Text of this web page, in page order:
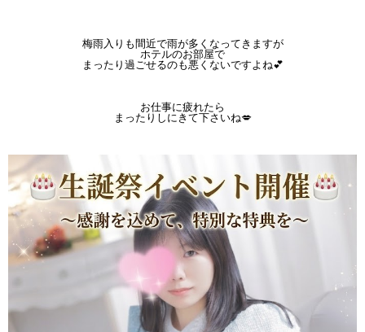
梅雨入りも間近で雨が多くなってきますが
ホテルのお部屋で
まったり過ごせるのも悪くないですよね💕
お仕事に疲れたら
まったりしにきて下さいね💋